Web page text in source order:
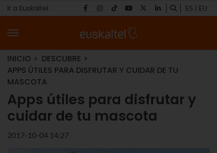
Ir a Euskaltel ES EU
INICIO
DESCUBRE
APPS ÚTILES PARA DISFRUTAR Y CUIDAR DE TU
MASCOTA
Apps útiles para disfrutar y
cuidar de tu mascota
2017-10-04 14:27